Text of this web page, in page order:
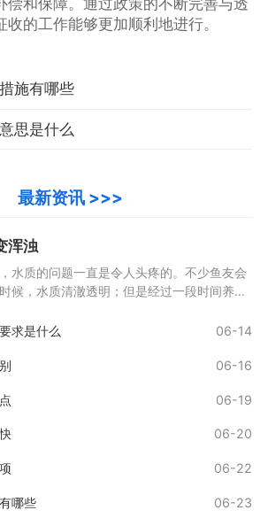
的工作能够更加顺利地进行。
施有哪些
思是什么
最新资讯 >>>
浑浊
水质的问题一直是令人头疼的。不少鱼友会
候，水质清澈透明；但是经过一段时间养殖
求是什么
06-14
06-16
06-19
06-20
06-22
哪些 06-23